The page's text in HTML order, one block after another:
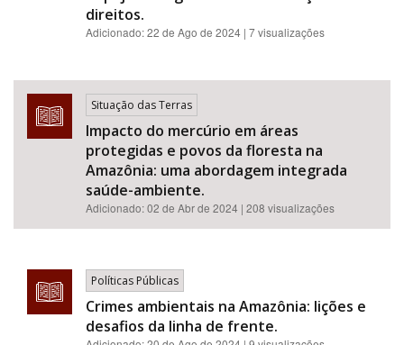
direitos.
Adicionado:22 de Ago de 2024 | 7 visualizações
Situação das Terras
Impacto do mercúrio em áreas
protegidas e povos da floresta na
Amazônia: uma abordagem integrada
saúde-ambiente.
Adicionado:02 de Abr de 2024 | 208 visualizações
Políticas Públicas
Crimes ambientais na Amazônia: lições e
desafios da linha de frente.